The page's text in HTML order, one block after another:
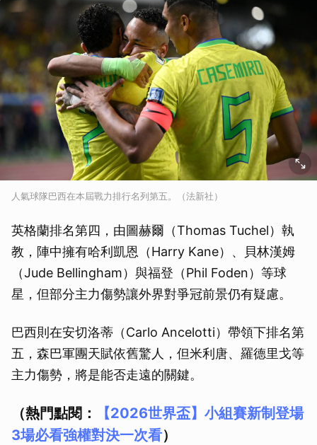
人氣球隊巴西在本屆戰力排行名列第五。（法新社）
英格蘭排名第四，由圖赫爾（Thomas Tuchel）執
教，陣中擁有哈利凱恩（Harry Kane）、貝林漢姆
（Jude Bellingham）與福登（Phil Foden）等球
星，但部分主力傷勢讓外界對爭冠前景仍有疑慮。
巴西則在安切洛蒂（Carlo Ancelotti）帶領下排名第
五，森巴軍團天賦依舊驚人，但米利唐、羅德里戈等
主力傷勢，將是能否走遠的關鍵。
（熱門點閱：
【2026世界盃】小組賽新制登場
3場必看強權對決一次看）